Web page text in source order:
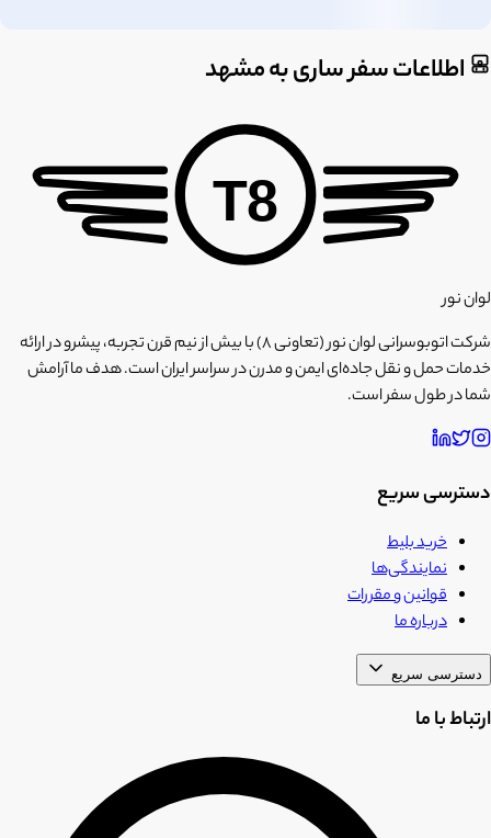
اطلاعات سفر ساری به مشهد
T8
لوان نور
شرکت اتوبوسرانی لوان نور (تعاونی ۸) با بیش از نیم قرن تجربه، پیشرو در ارائه
خدمات حمل و نقل جاده‌ای ایمن و مدرن در سراسر ایران است. هدف ما آرامش
شما در طول سفر است.
دسترسی سریع
خرید بلیط
نمایندگی‌ها
قوانین و مقررات
درباره ما
دسترسی سریع
ارتباط با ما